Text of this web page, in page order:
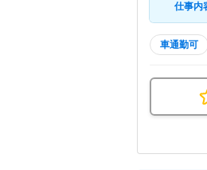
仕事内
車通勤可